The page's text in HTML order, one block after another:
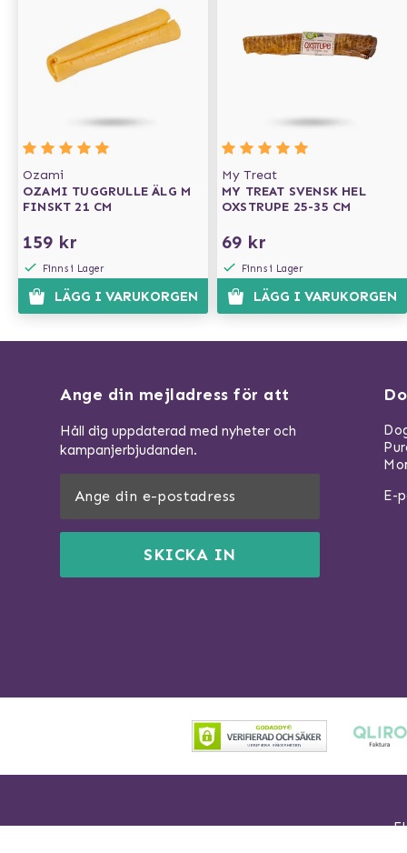
Ozami
OZAMI TUGGRULLE ÄLG M
FINSKT 21 CM
159 kr
Finns i Lager
LÄGG I VARUKORGEN
My Treat
MY TREAT SVENSK HEL
OXSTRUPE 25-35 CM
69 kr
Finns i Lager
LÄGG I VARUKORGEN
Ange din mejladress för att
Håll dig uppdaterad med nyheter och
kampanjerbjudanden.
SKICKA IN
E-